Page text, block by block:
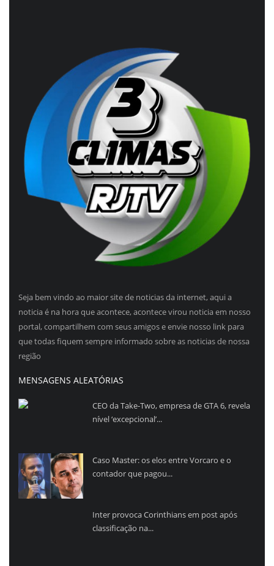
Seja bem vindo ao maior site de noticias da internet, aqui a
noticia é na hora que acontece, acontece virou noticia em nosso
portal, compartilhem com seus amigos e envie nosso link para
que todas fiquem sempre informado sobre as noticias de nossa
região
MENSAGENS ALEATÓRIAS
CEO da Take-Two, empresa de GTA 6, revela
nível ‘excepcional’...
Caso Master: os elos entre Vorcaro e o
contador que pagou...
Inter provoca Corinthians em post após
classificação na...